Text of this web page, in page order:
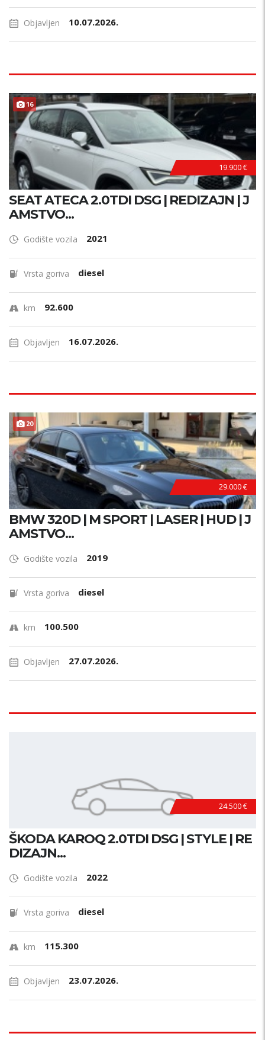
Objavljen 10.07.2026.
16
19.900 €
SEAT ATECA 2.0TDI DSG | REDIZAJN | J
AMSTVO...
Godište vozila 2021
Vrsta goriva diesel
km 92.600
Objavljen 16.07.2026.
20
29.000 €
BMW 320D | M SPORT | LASER | HUD | J
AMSTVO...
Godište vozila 2019
Vrsta goriva diesel
km 100.500
Objavljen 27.07.2026.
24.500 €
ŠKODA KAROQ 2.0TDI DSG | STYLE | RE
DIZAJN...
Godište vozila 2022
Vrsta goriva diesel
km 115.300
Objavljen 23.07.2026.